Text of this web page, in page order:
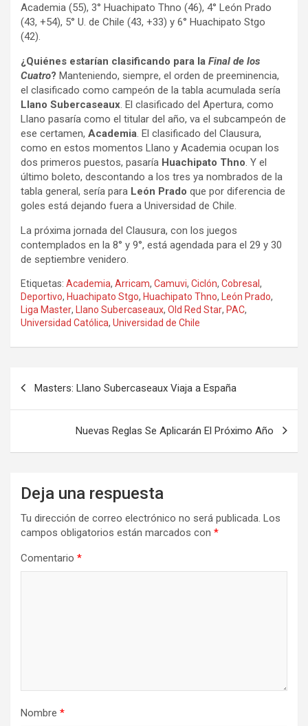
Academia (55), 3° Huachipato Thno (46), 4° León Prado
(43, +54), 5° U. de Chile (43, +33) y 6° Huachipato Stgo
(42).
¿Quiénes estarían clasificando para la Final de los
Cuatro? Manteniendo, siempre, el orden de preeminencia,
el clasificado como campeón de la tabla acumulada sería
Llano Subercaseaux. El clasificado del Apertura, como
Llano pasaría como el titular del año, va el subcampeón de
ese certamen, Academia. El clasificado del Clausura,
como en estos momentos Llano y Academia ocupan los
dos primeros puestos, pasaría Huachipato Thno. Y el
último boleto, descontando a los tres ya nombrados de la
tabla general, sería para León Prado que por diferencia de
goles está dejando fuera a Universidad de Chile.
La próxima jornada del Clausura, con los juegos
contemplados en la 8° y 9°, está agendada para el 29 y 30
de septiembre venidero.
Etiquetas: Academia, Arricam, Camuvi, Ciclón, Cobresal ,
Deportivo, Huachipato Stgo, Huachipato Thno, León Prado,
Liga Master, Llano Subercaseaux, Old Red Star, PAC,
Universidad Católica, Universidad de Chile
entradas
Masters: Llano Subercaseaux Viaja a España
Nuevas Reglas Se Aplicarán El Próximo Año
Deja una respuesta
Tu dirección de correo electrónico no será publicada. Los
campos obligatorios están marcados con *
Comentario *
Nombre *